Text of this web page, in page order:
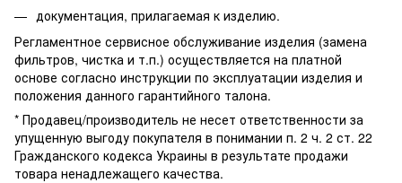
документация, прилагаемая к изделию.
Регламентное сервисное обслуживание изделия (замена
фильтров, чистка и т.п.) осуществляется на платной
основе согласно инструкции по эксплуатации изделия и
положения данного гарантийного талона.
* Продавец/производитель не несет ответственности за
упущенную выгоду покупателя в понимании п. 2 ч. 2 ст. 22
Гражданского кодекса Украины в результате продажи
товара ненадлежащего качества.